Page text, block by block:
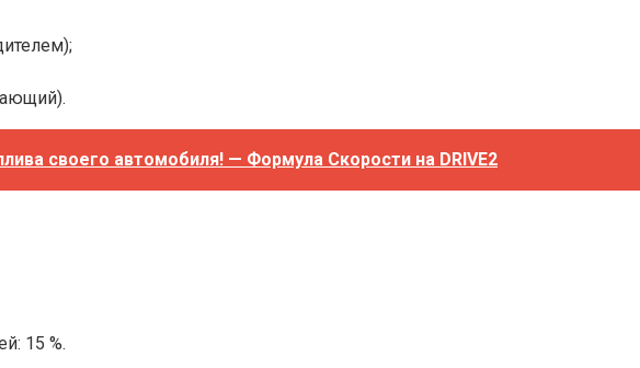
своего автомобиля! — Формула Скорости на DRIVE2
15 %.